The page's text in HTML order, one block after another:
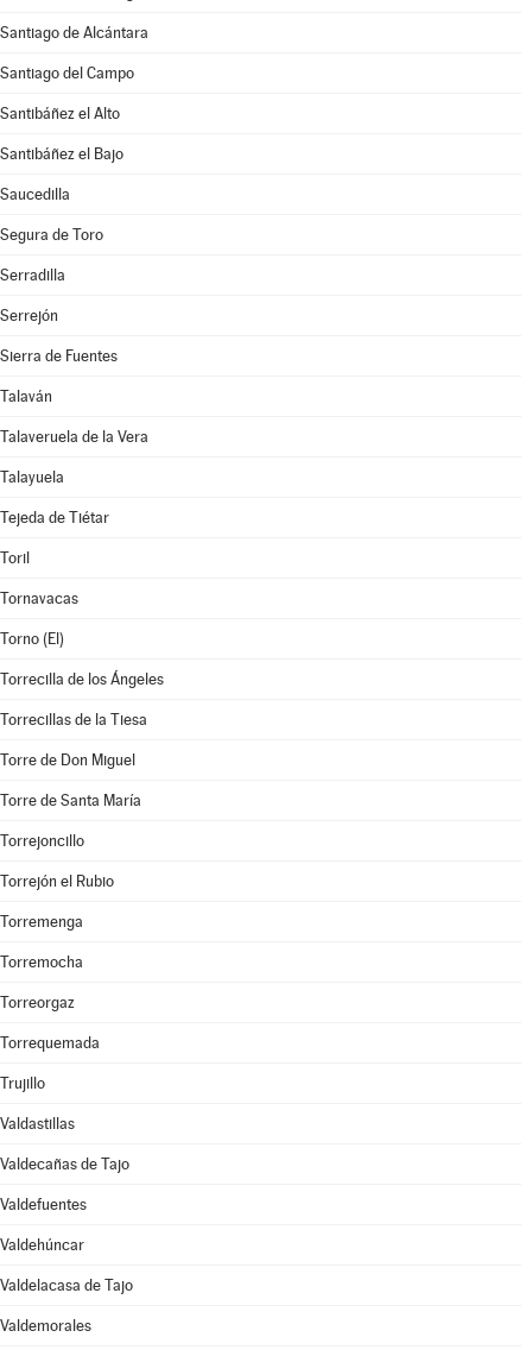
Santiago de Alcántara
Santiago del Campo
Santibáñez el Alto
Santibáñez el Bajo
Saucedilla
Segura de Toro
Serradilla
Serrejón
Sierra de Fuentes
Talaván
Talaveruela de la Vera
Talayuela
Tejeda de Tiétar
Toril
Tornavacas
Torno (El)
Torrecilla de los Ángeles
Torrecillas de la Tiesa
Torre de Don Miguel
Torre de Santa María
Torrejoncillo
Torrejón el Rubio
Torremenga
Torremocha
Torreorgaz
Torrequemada
Trujillo
Valdastillas
Valdecañas de Tajo
Valdefuentes
Valdehúncar
Valdelacasa de Tajo
Valdemorales